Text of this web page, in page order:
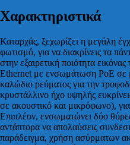
Χαρακτηριστικά
Καταρχάς, ξεχωρίζει η μεγάλη
φωτισμό, για να διακρίνεις τα
στην εξαιρετική ποιότητα
Ethernet με ενσωμάτωση PoE σε
καλώδιο ρεύματος για την
κρυστάλλινο ήχο υψηλής
σε ακουστικό και μικρόφωνο),
Επιπλέον, ενσωματώνει δύο
αντάπτορα να απολαύσεις
παράδειγμα, χρήση ασύρματων